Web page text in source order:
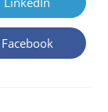
Facebook